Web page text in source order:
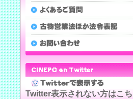
Twitter表示されない方はこち